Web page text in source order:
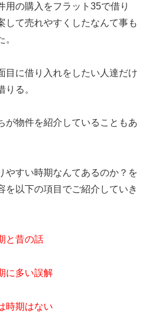
用の購入をフラット35で借り
して売れやすくしたなんて事も
目に借り入れをしたい人達だけ
る。
が物件を紹介していることもあ
やすい時期なんてあるのか？を
を以下の項目でご紹介していき
と昔の話
に多い誤解
時期はない